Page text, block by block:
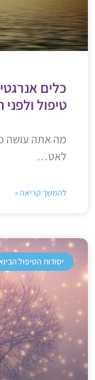
כלים
טיפול ולפני
מה אתה עושה
לאט…
להמשך קריאה »
יסודות הטיפול